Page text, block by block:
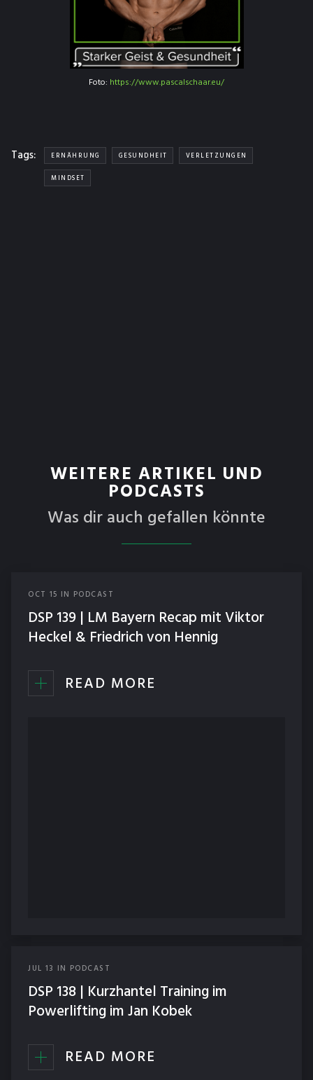
Foto: https://www.pascalschaar.eu/
Tags: ERNÄHRUNG GESUNDHEIT VERLETZUNGEN
MINDSET
WEITERE ARTIKEL UND
PODCASTS
Was dir auch gefallen könnte
OCT 15 IN PODCAST
DSP 139 | LM Bayern Recap mit Viktor
Heckel & Friedrich von Hennig
READ MORE
JUL 13 IN PODCAST
DSP 138 | Kurzhantel Training im
Powerlifting im Jan Kobek
READ MORE